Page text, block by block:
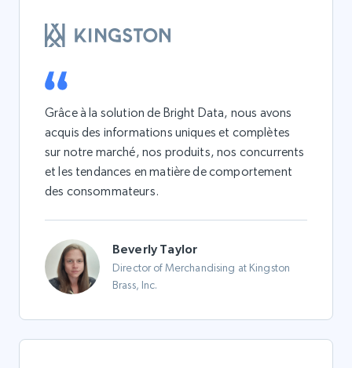
Grâce à la solution de Bright Data, nous avons
acquis des informations uniques et complètes
sur notre marché, nos produits, nos concurrents
et les tendances en matière de comportement
des consommateurs.
Beverly Taylor
Director of Merchandising at Kingston
Brass, Inc.